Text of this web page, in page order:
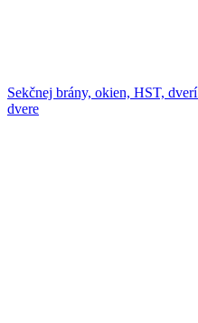
Sekčnej brány, okien, HST, dverí
dvere